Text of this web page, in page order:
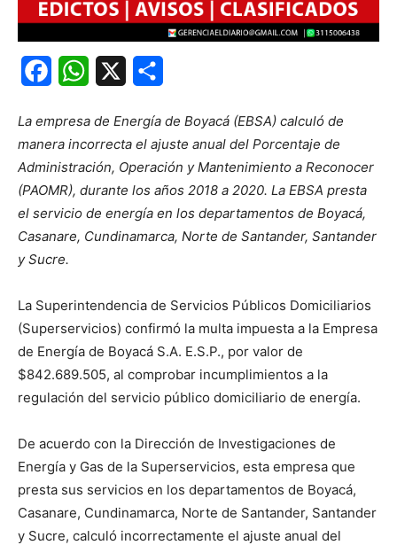
FacebookWhatsApp
La empresa de Energía de Boyacá (EBSA) calculó de
manera incorrecta el ajuste anual del Porcentaje de
Administración, Operación y Mantenimiento a Reconocer
(PAOMR), durante los años 2018 a 2020. La EBSA presta
el servicio de energía en los departamentos de Boyacá,
Casanare, Cundinamarca, Norte de Santander, Santander
y Sucre.
La Superintendencia de Servicios Públicos Domiciliarios
(Superservicios) confirmó la multa impuesta a la Empresa
de Energía de Boyacá S.A. E.S.P., por valor de
$842.689.505, al comprobar incumplimientos a la
regulación del servicio público domiciliario de energía.
De acuerdo con la Dirección de Investigaciones de
Energía y Gas de la Superservicios, esta empresa que
presta sus servicios en los departamentos de Boyacá,
Casanare, Cundinamarca, Norte de Santander, Santander
y Sucre, calculó incorrectamente el ajuste anual del